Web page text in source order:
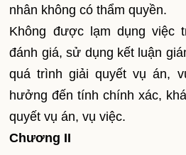
nhân không có thẩm quyền.
Không được lạm dụng việc
đánh giá, sử dụng kết luận
quá trình giải quyết vụ án,
hưởng đến tính chính xác,
quyết vụ án, vụ việc.
Chương II